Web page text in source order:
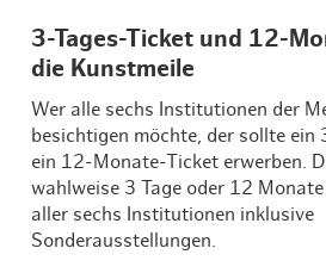
3-Tages-Ticket und 12-
die Kunstmeile
Wer alle sechs Institutionen der
besichtigen möchte, der sollte ein
ein 12-Monate-Ticket erwerben.
wahlweise 3 Tage oder 12
aller sechs Institutionen inklusive
Sonderausstellungen.